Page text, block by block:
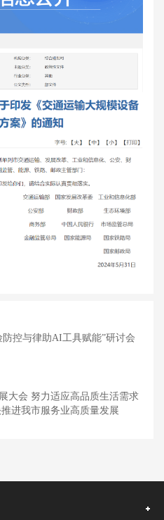
控与律助AI工具赋能”研讨会
大会 努力适应高品质生活需求
进我市服务业高质量发展